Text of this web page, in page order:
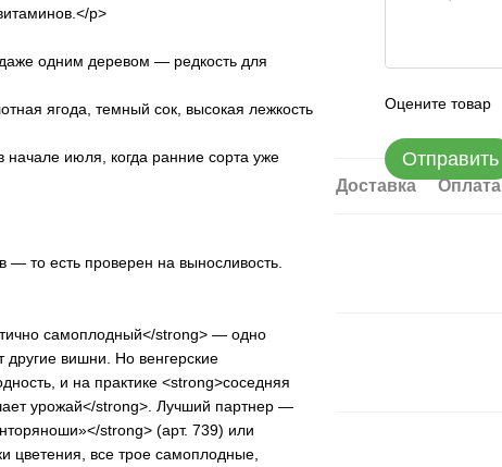
p>
одним деревом — редкость для
ягода, темный сок, высокая лежкость
июля, когда ранние сорта уже
то есть проверен на выносливость.
самоплодный</strong> — одно
вишни. Но венгерские
и на практике <strong>соседняя
урожай</strong>. Лучший партнер —
strong> (арт. 739) или
цветения, все трое самоплодные,
Оцените товар
Отправить
Доставка Оплата